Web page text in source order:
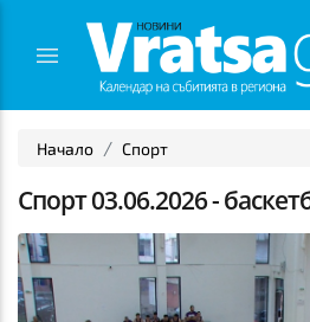
Начало Спорт
Спорт 03.06.2026 -